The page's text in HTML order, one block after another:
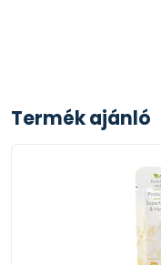
Termék ajánló